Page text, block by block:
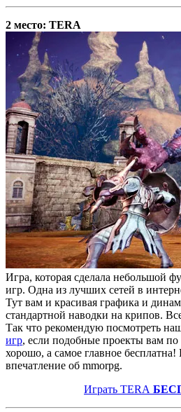
2 место: TERA
Игра, которая сделала
игр. Одна из лучших сетей в
Тут вам и красивая графика и
стандартной наводки на крипов.
Так что рекомендую посмотреть
игр, если подобные проекты вам
хорошо, а самое главное
впечатление об mmorpg.
Играть TERA